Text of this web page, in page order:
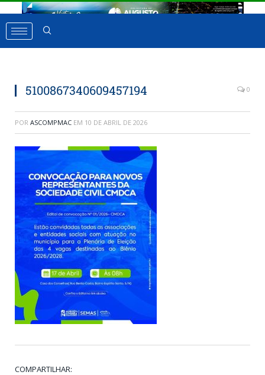
5100867340609457194 0
POR ASCOMPMAC EM 10 DE ABRIL DE 2026
COMPARTILHAR: